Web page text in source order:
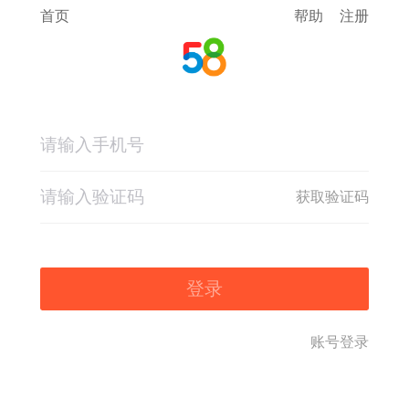
首页 帮助 注册
获取验证码
登录
账号登录